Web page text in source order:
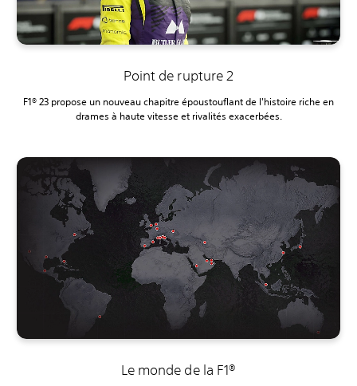
Point de rupture 2
F1® 23 propose un nouveau chapitre époustouflant de l'histoire riche en
drames à haute vitesse et rivalités exacerbées.
Le monde de la F1®